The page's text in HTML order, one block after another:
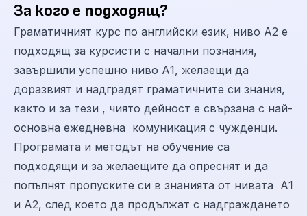
За кого е подходящ?
Граматичният курс по английски език, ниво А2 е
подходящ за курсисти с начални познания,
завършили успешно ниво А1, желаещи да
доразвият и надградят граматичните си знания,
както и за тези , чиято дейност е свързана с най-
основна ежедневна комуникация с чужденци.
Програмата и методът на обучение са
подходящи и за желаещите да опреснят и да
попълнят пропуските си в знанията от нивата А1
и А2, след което да продължат с надграждането